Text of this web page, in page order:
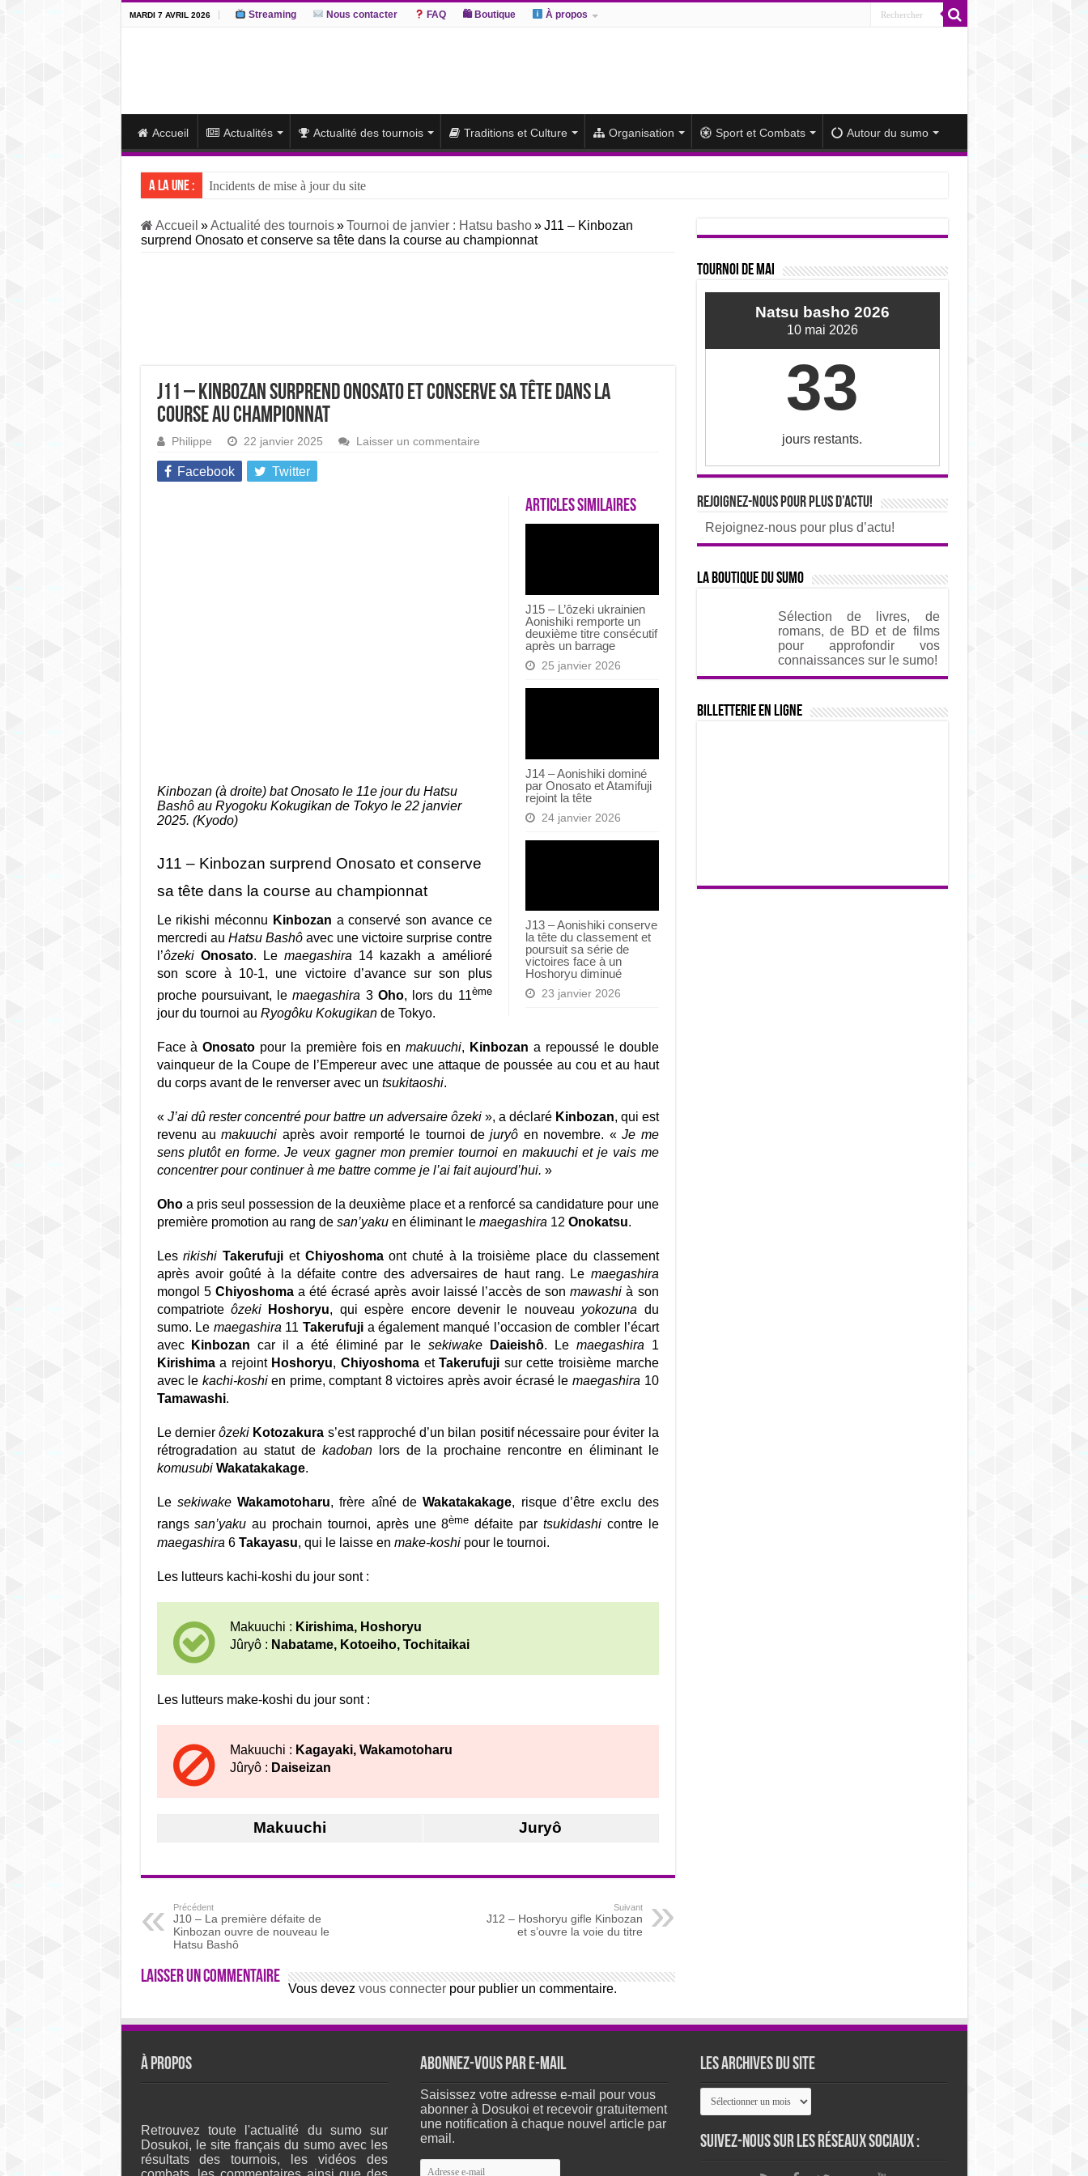
MARDI 7 AVRIL 2026 Streaming Nous contacter FAQ 🛍 Boutique À propos
Accueil Actualités Actualité des tournois Traditions et Culture Organisation Sport et Combats Autour du sumo
A la une :
Incidents de mise à jour du site
J14 – Aonishiki dominé par Onosato et Atamifuji rejoint la tête
J13 – Aonishiki conserve la tête du classement et poursuit sa série de victoires face à un Hoshoryu diminué
Accueil » Actualité des tournois » Tournoi de janvier : Hatsu basho » J11 – Kinbozan
surprend Onosato et conserve sa tête dans la course au championnat
J11 – Kinbozan surprend Onosato et conserve sa tête dans la
course au championnat
Philippe 22 janvier 2025 Laisser un commentaire
Facebook Twitter
Articles similaires
J15 – L’ôzeki ukrainien
Aonishiki remporte un
deuxième titre consécutif
après un barrage
25 janvier 2026
J14 – Aonishiki dominé
par Onosato et Atamifuji
rejoint la tête
24 janvier 2026
J13 – Aonishiki conserve
la tête du classement et
poursuit sa série de
victoires face à un
Hoshoryu diminué
23 janvier 2026
Kinbozan (à droite) bat Onosato le 11e jour du Hatsu
Bashô au Ryogoku Kokugikan de Tokyo le 22 janvier
2025. (Kyodo)
J11 – Kinbozan surprend Onosato et conserve
sa tête dans la course au championnat
Le rikishi méconnu Kinbozan a conservé son avance ce
mercredi au Hatsu Bashôavec une victoire surprise contre
l’ôzeki Onosato. Le maegashira 14 kazakh a amélioré
son score à 10-1, une victoire d’avance sur son plus
proche poursuivant, lemaegashira 3 Oho, lors du 11ème
jour du tournoi au Ryogôku Kokugikande Tokyo.
Face àOnosato pour la première fois enmakuuchi, Kinbozan a repoussé le double
vainqueur de la Coupe de l’Empereur avec une attaque de poussée au cou et au haut
du corps avant de le renverser avec un tsukitaoshi.
« J’ai dû rester concentré pour battre un adversaire ôzeki», a déclaré Kinbozan, qui est
revenu aumakuuchi après avoir remporté le tournoi dejuryô en novembre. «Je me
sens plutôt en forme. Je veux gagner mon premier tournoi en makuuchi et je vais me
concentrer pour continuer à me battre comme je l’ai fait aujourd’hui. »
Ohoa pris seul possession de la deuxième place et a renforcé sa candidature pour une
première promotion au rang de san’yaku en éliminant le maegashira 12 Onokatsu.
Lesrikishi Takerufuji et Chiyoshomaont chuté à la troisième place du classement
après avoir goûté à la défaite contre des adversaires de haut rang. Le maegashira
mongol 5 Chiyoshomaa été écrasé après avoir laissé l’accès de sonmawashi à son
compatriote ôzeki Hoshoryu, qui espère encore devenir le nouveau yokozuna du
sumo. Le maegashira 11Takerufuji a également manqué l’occasion de combler l’écart
avec
Kinbozan car il a été éliminé par lesekiwake Daieishô. Le maegashira 1
Kirishimaa rejoint Hoshoryu, ChiyoshomaetTakerufuji sur cette troisième marche
avec le kachi-koshien prime, comptant 8 victoires après avoir écrasé le maegashira 10
Tamawashi.
Le dernier ôzeki Kotozakura s’est rapproché d’un bilan positif nécessaire pour éviter la
rétrogradation au statut de kadobanlors de la prochaine rencontre en éliminant le
komusubi Wakatakakage.
Le sekiwake Wakamotoharu, frère aîné deWakatakakage, risque d’être exclu des
rangssan’yaku au prochain tournoi, après une 8ème défaite par tsukidashicontre le
maegashira 6 Takayasu, qui le laisse en make-koshipour le tournoi.
Les lutteurs kachi-koshi du jour sont :
Makuuchi : Kirishima, Hoshoryu
Jûryô : Nabatame, Kotoeiho, Tochitaikai
Les lutteurs make-koshi du jour sont :
Makuuchi : Kagayaki, Wakamotoharu
Jûryô : Daiseizan
Makuuchi Juryô
Précédent
J10 – La première défaite de
Kinbozan ouvre de nouveau le
Hatsu Bashô
Suivant
J12 – Hoshoryu gifle Kinbozan
et s’ouvre la voie du titre
Laisser un commentaire
Vous devez vous connecterpour publier un commentaire.
Tournoi de mai
Natsu basho 2026
10 mai 2026
33
jours restants.
Rejoignez-nous pour plus d’actu!
Rejoignez-nous pour plus d’actu!
La boutique du sumo
Sélection de livres, de
romans, de BD et de films
pour approfondir vos
connaissances sur le sumo!
Billetterie en ligne
À propos
Retrouvez toute l'actualité du sumo sur
Dosukoi, le site français du sumo avec les
résultats des tournois, les vidéos des
Abonnez-vous par e-mail
Saisissez votre adresse e-mail pour vous
abonner à Dosukoi et recevoir gratuitement
une notification à chaque nouvel article par
email.
Adresse
Les archives du site
Les
archives
site
Suivez-nous sur les réseaux sociaux :